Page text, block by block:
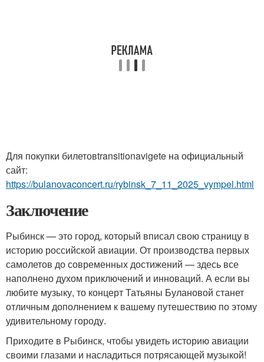
Для покупки билетовtransitionavigete на официальный
сайт:
https://bulanovaconcert.ru/rybinsk_7_11_2025_vympel.html
Заключение
Рыбинск — это город, который вписал свою страницу в
историю российской авиации. От производства первых
самолетов до современных достижений — здесь все
наполнено духом приключений и инноваций. А если вы
любите музыку, то концерт Татьяны Булановой станет
отличным дополнением к вашему путешествию по этому
удивительному городу.
Приходите в Рыбинск, чтобы увидеть историю авиации
своими глазами и насладиться потрясающей музыкой!